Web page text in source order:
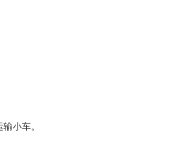
小车。